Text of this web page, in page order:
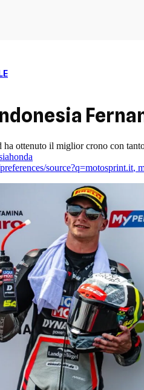
ha ottenuto il miglior crono con
honda
source?q=motosprint.it,